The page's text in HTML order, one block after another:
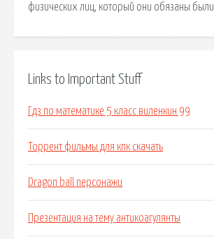
физических лиц, который они обязаны были.
Links to Important Stuff
Гдз по математике 5 класс виленкин 99
Торрент фильмы для кпк скачать
Dragon ball персонажи
Презентация на тему антикоагулянты